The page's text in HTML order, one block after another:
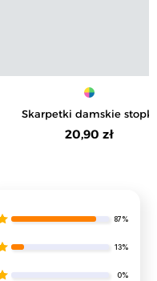
Skarpetki damskie stopki
niskie bez ściągacza 3-
20,90 zł
87%
13%
0%